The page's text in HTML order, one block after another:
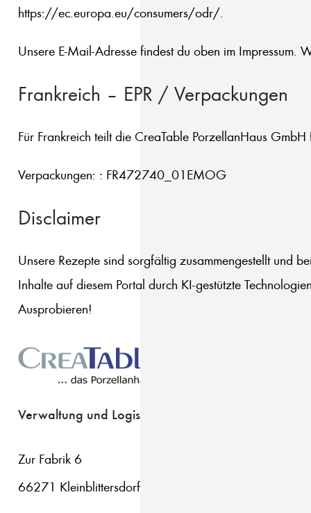
https://ec.europa.eu/consumers/odr/.
Unsere E-Mail-Adresse findest du oben im Impressum.
Frankreich – EPR / Verpackungen
Für Frankreich teilt die CreaTable PorzellanHaus
Verpackungen: : FR472740_01EMOG
Disclaimer
Unsere Rezepte sind sorgfältig zusammengestellt und
Inhalte auf diesem Portal durch KI-gestützte
Ausprobieren!
Verwaltung und Logistik
Zur Fabrik 6
66271 Kleinblittersdorf